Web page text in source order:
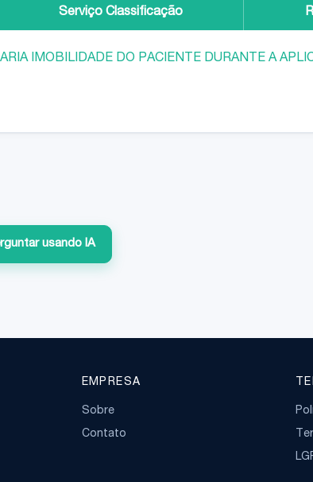
Serviço Classificação
IMOBILIDADE DO PACIENTE DURANTE A
usando IA
EMPRESA
Sobre
Contato